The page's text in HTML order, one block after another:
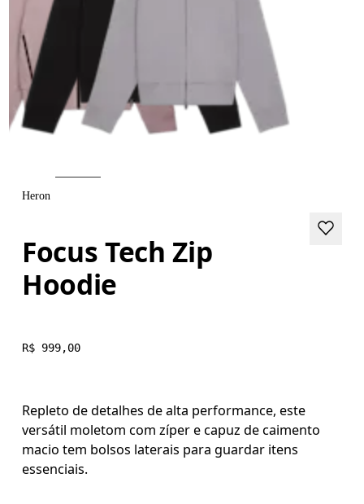
Heron
Focus Tech Zip
Hoodie
R$ 999,00
Repleto de detalhes de alta performance, este
versátil moletom com zíper e capuz de caimento
macio tem bolsos laterais para guardar itens
essenciais.